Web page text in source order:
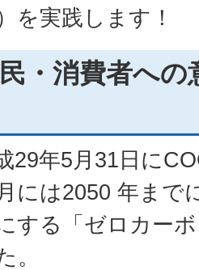
を実践します！
・消費者への
29年5月31日に
には2050 年まで
する「ゼロカー
。